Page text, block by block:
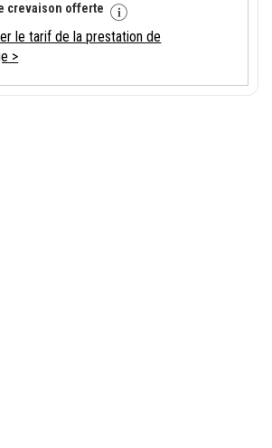
crevaison offerte
le tarif de la prestation de
>